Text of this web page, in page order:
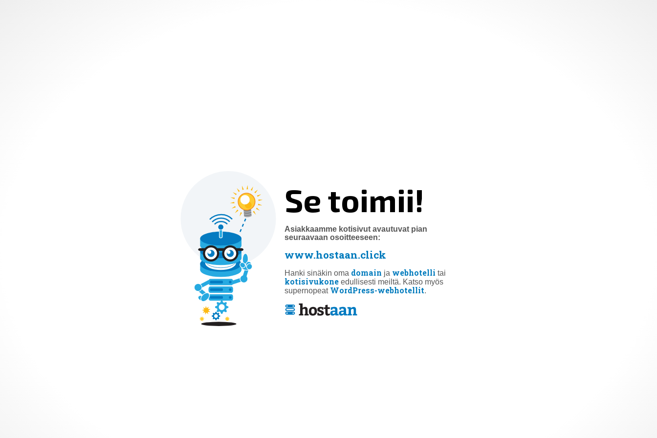
Se toimii!
Asiakkaamme kotisivut avautuvat pian
seuraavaan osoitteeseen:
www.hostaan.click
Hanki sinäkin oma domain ja webhotelli tai
kotisivukone edullisesti meiltä. Katso myös
supernopeat WordPress-webhotellit.